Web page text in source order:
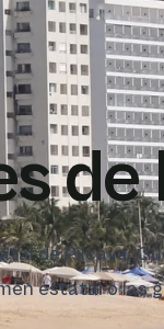
de
de Pilcaya,
estatal o las